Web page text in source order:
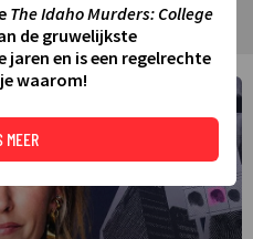
The Idaho Murders: College
de gruwelijkste
en is een regelrechte
waarom!
MEER